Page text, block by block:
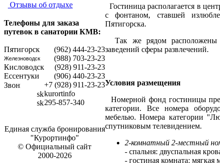
Отзывы об отдыхе
Телефоны для заказа
путевок в санатории КМВ:
Пятигорск (962) 444-23-23
Железноводск
(988) 703-23-23
Кисловодск
(928) 911-23-23
Ессентуки
(906) 440-23-23
+7 (928) 911-23-23
kurortinfo
295-857-340
Единая служба бронирования
"Курортинфо"
© Официальный сайт
2000-2026
Гостиница располагается в
с фонтаном, ставшей
Пятигорска.
Так же рядом расположены
заведений сферы развлечений.
Условия размещения
Номерной фонд гостиницы
категории. Все номера
мебелью. Номера категории
спутниковым телевидением.
2-комнатный 2-местный
- спальня: двуспальная
- гостиная комната: